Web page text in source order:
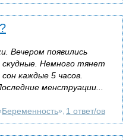
Вечером появились
скудные. Немного тянет
каждые 5 часов.
менструации...
Беременность», 1 ответ/ов